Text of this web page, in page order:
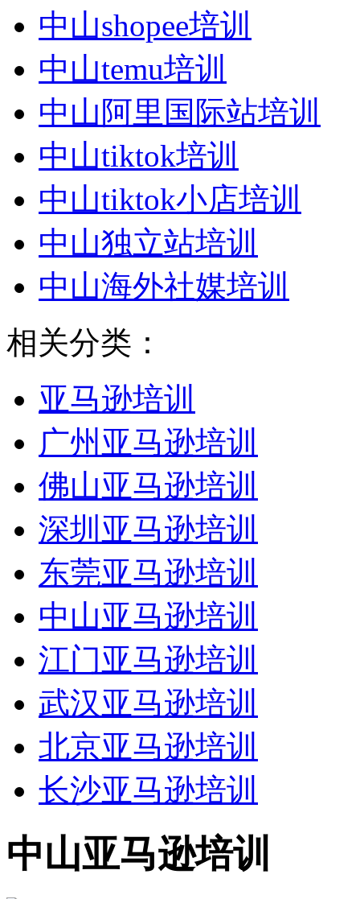
中山shopee培训
中山temu培训
中山阿里国际站培训
中山tiktok培训
中山tiktok小店培训
中山独立站培训
中山海外社媒培训
相关分类：
亚马逊培训
广州亚马逊培训
佛山亚马逊培训
深圳亚马逊培训
东莞亚马逊培训
中山亚马逊培训
江门亚马逊培训
武汉亚马逊培训
北京亚马逊培训
长沙亚马逊培训
中山亚马逊培训